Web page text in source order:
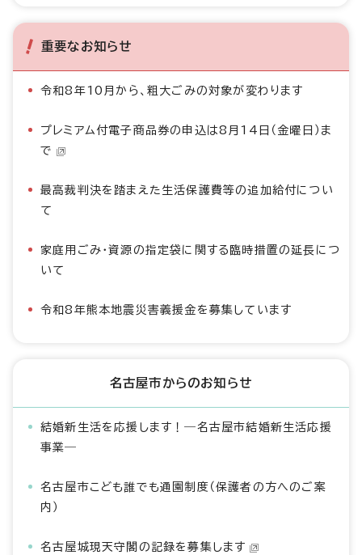
重要なお知らせ
令和8年10月から、粗大ごみの対象が変わります
プレミアム付電子商品券の申込は8月14日（金曜日）ま
で
最高裁判決を踏まえた生活保護費等の追加給付につい
て
家庭用ごみ・資源の指定袋に関する臨時措置の延長につ
いて
令和8年熊本地震災害義援金を募集しています
名古屋市からのお知らせ
結婚新生活を応援します！―名古屋市結婚新生活応援
事業―
名古屋市こども誰でも通園制度（保護者の方へのご案
内）
名古屋城現天守閣の記録を募集します